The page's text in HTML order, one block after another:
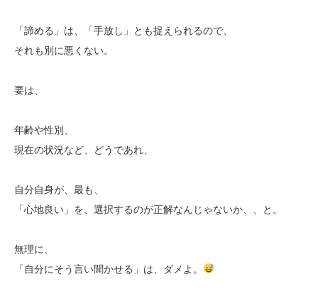
「諦める」は、「手放し」とも捉えられるので、
それも別に悪くない。
要は、
年齢や性別、
現在の状況など、どうであれ、
自分自身が、最も、
「心地良い」を、選択するのが正解なんじゃないか、、と。
無理に、
「自分にそう言い聞かせる」は、ダメよ。